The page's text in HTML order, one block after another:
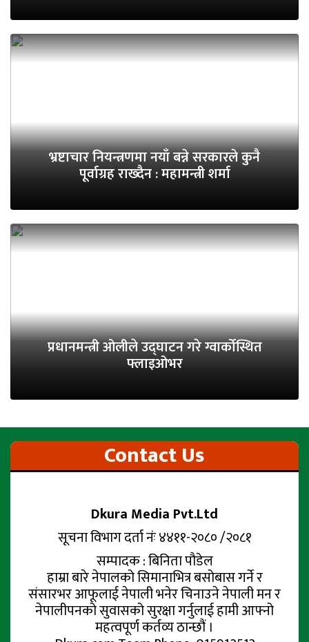
भ्रष्टाचार नियन्त्रणमा नयाँ बन्ने सरकारले कुनै
पूर्वाग्रह राख्दैन : महामन्त्री शर्मा
प्रधानमन्त्री ओलीले उद्घाटन गरे ग्वार्कोस्थित
फ्लाइओभर
Contact Us
Dkura Media Pvt.Ltd
सूचना विभाग दर्ता नंः ४४११-२०८० /२०८१
सम्पादक : बिनिता पौडेल
हाम्रा बारे नेपालको सिमानाभित्र बसोबास गर्ने र
संसारभर आफूलाई नेपाली भनेर चिनाउने नेपाली मन र
नेपालीपनको सुवासको सुरक्षा गर्नुलाई हामी आफ्नो
महत्वपूर्ण कर्तव्य ठान्छौं ।